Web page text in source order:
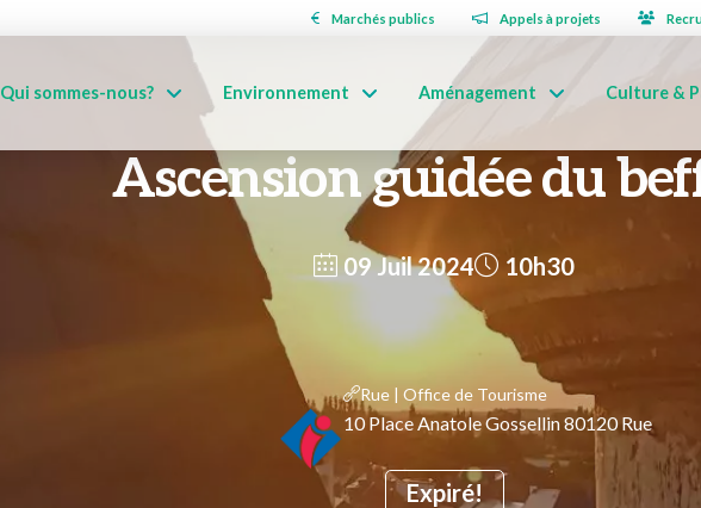
Marchés publics Appels à projets
Qui sommes-nous? Environnement Aménagement Culture &
Ascension guidée du
09 Juil 2024
Expiré!
10h30
Rue | Office de Tourisme
10 Place Anatole Gossellin 80120 Rue